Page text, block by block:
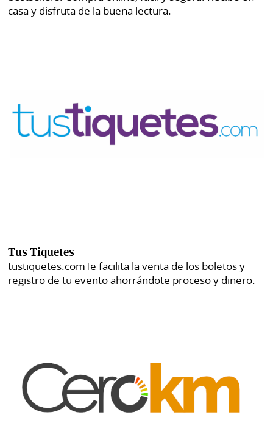
casa y disfruta de la buena lectura.
Tus Tiquetes
tustiquetes.comTe facilita la venta de los boletos y
registro de tu evento ahorrándote proceso y dinero.